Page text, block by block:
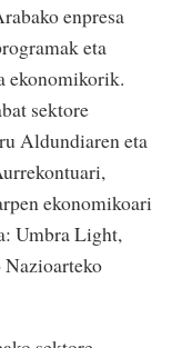
enpresa
eta
ekonomikorik.
sektore
Aldundiaren eta
ekonomikoari
Umbra Light,
Nazioarteko